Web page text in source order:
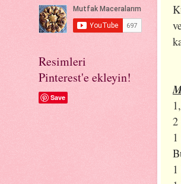
2
Resimleri
Pinterest'e ekleyin!
Save